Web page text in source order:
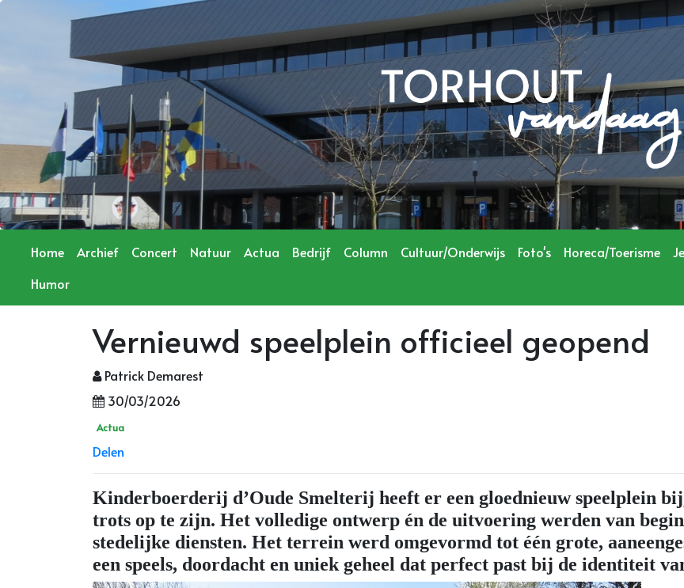
Home Archief Concert Natuur Actua Bedrijf Column Cultuur/Onderwijs Foto's Horeca/Toerisme
Humor
Vernieuwd speelplein officieel geopend
Patrick Demarest
30/03/2026
Actua
Delen
Kinderboerderij d’Oude Smelterij heeft er een gloednieuw speelplein
trots op te zijn. Het volledige ontwerp én de uitvoering werden van
stedelijke diensten. Het terrein werd omgevormd tot één grote,
een speels, doordacht en uniek geheel dat perfect past bij de identiteit